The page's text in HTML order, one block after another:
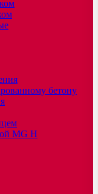
бетону
MG H